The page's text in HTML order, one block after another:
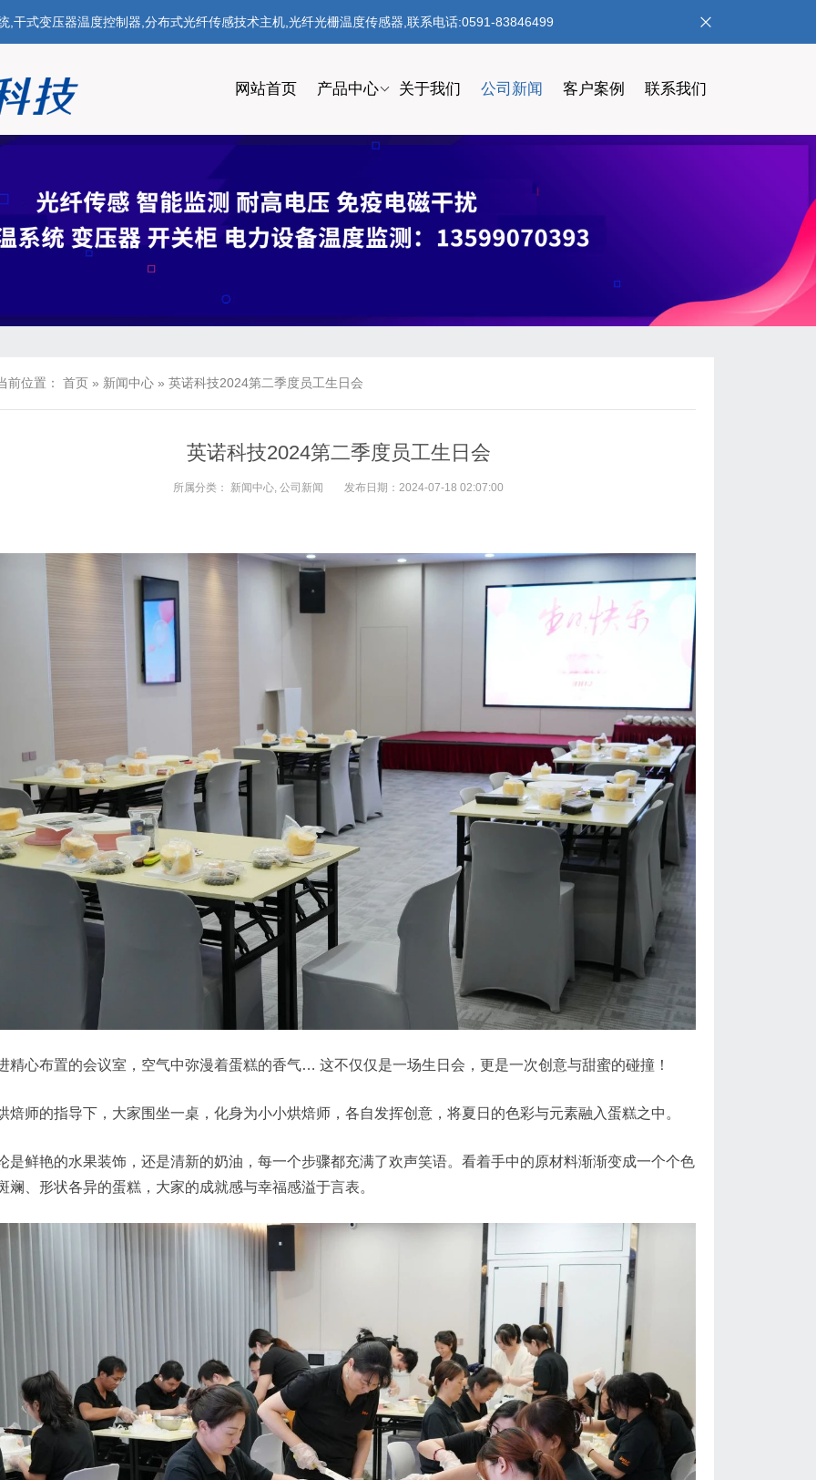
干式变压器温度控制器,分布式光纤传感技术主机,光纤光栅温度传感器,联系电话:0591-83846499
网站首页 产品中心 关于我们 公司新闻 客户案例 联系我们
前位置： 首页 » 新闻中心 » 英诺科技2024第二季度员工生日会
英诺科技2024第二季度员工生日会
所属分类： 新闻中心, 公司新闻 发布日期：2024-07-18 02:07:00
精心布置的会议室，空气中弥漫着蛋糕的香气… 这不仅仅是一场生日会，更是一次创意与甜蜜的碰撞！
焙师的指导下，大家围坐一桌，化身为小小烘焙师，各自发挥创意，将夏日的色彩与元素融入蛋糕之中。
是鲜艳的水果装饰，还是清新的奶油，每一个步骤都充满了欢声笑语。看着手中的原材料渐渐变成一个个色
斓、形状各异的蛋糕，大家的成就感与幸福感溢于言表。